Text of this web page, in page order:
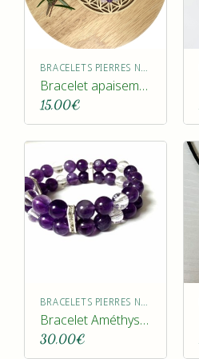
BRACELETS PIERRES NATURELLES
Bracelet apaisement
15,00€
BRACELETS PIERRES NATURELLES
Bracelet Améthyste double
30,00€